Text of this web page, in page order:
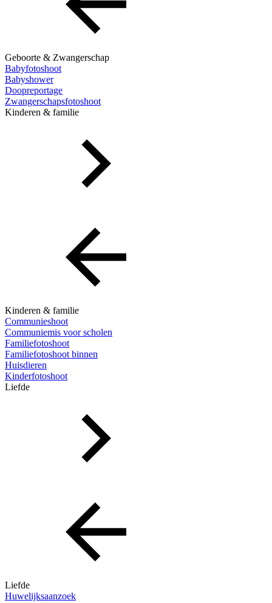
Geboorte & Zwangerschap
Babyfotoshoot
Babyshower
Doopreportage
Zwangerschapsfotoshoot
Kinderen & familie
Kinderen & familie
Communieshoot
Communiemis voor scholen
Familiefotoshoot
Familiefotoshoot binnen
Huisdieren
Kinderfotoshoot
Liefde
Liefde
Huwelijksaanzoek